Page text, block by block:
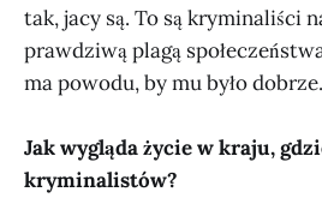
tak, jacy są. To są kryminaliści
prawdziwą plagą
ma powodu, by mu było dobrze.
Jak wygląda życie w kraju,
kryminalistów?